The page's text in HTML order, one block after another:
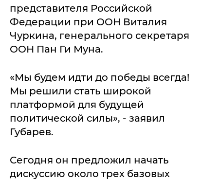
представителя Российской
Федерации при ООН Виталия
Чуркина, генерального секретаря
ООН Пан Ги Муна.
«Мы будем идти до победы всегда!
Мы решили стать широкой
платформой для будущей
политической силы», - заявил
Губарев.
Сегодня он предложил начать
дискуссию около трех базовых